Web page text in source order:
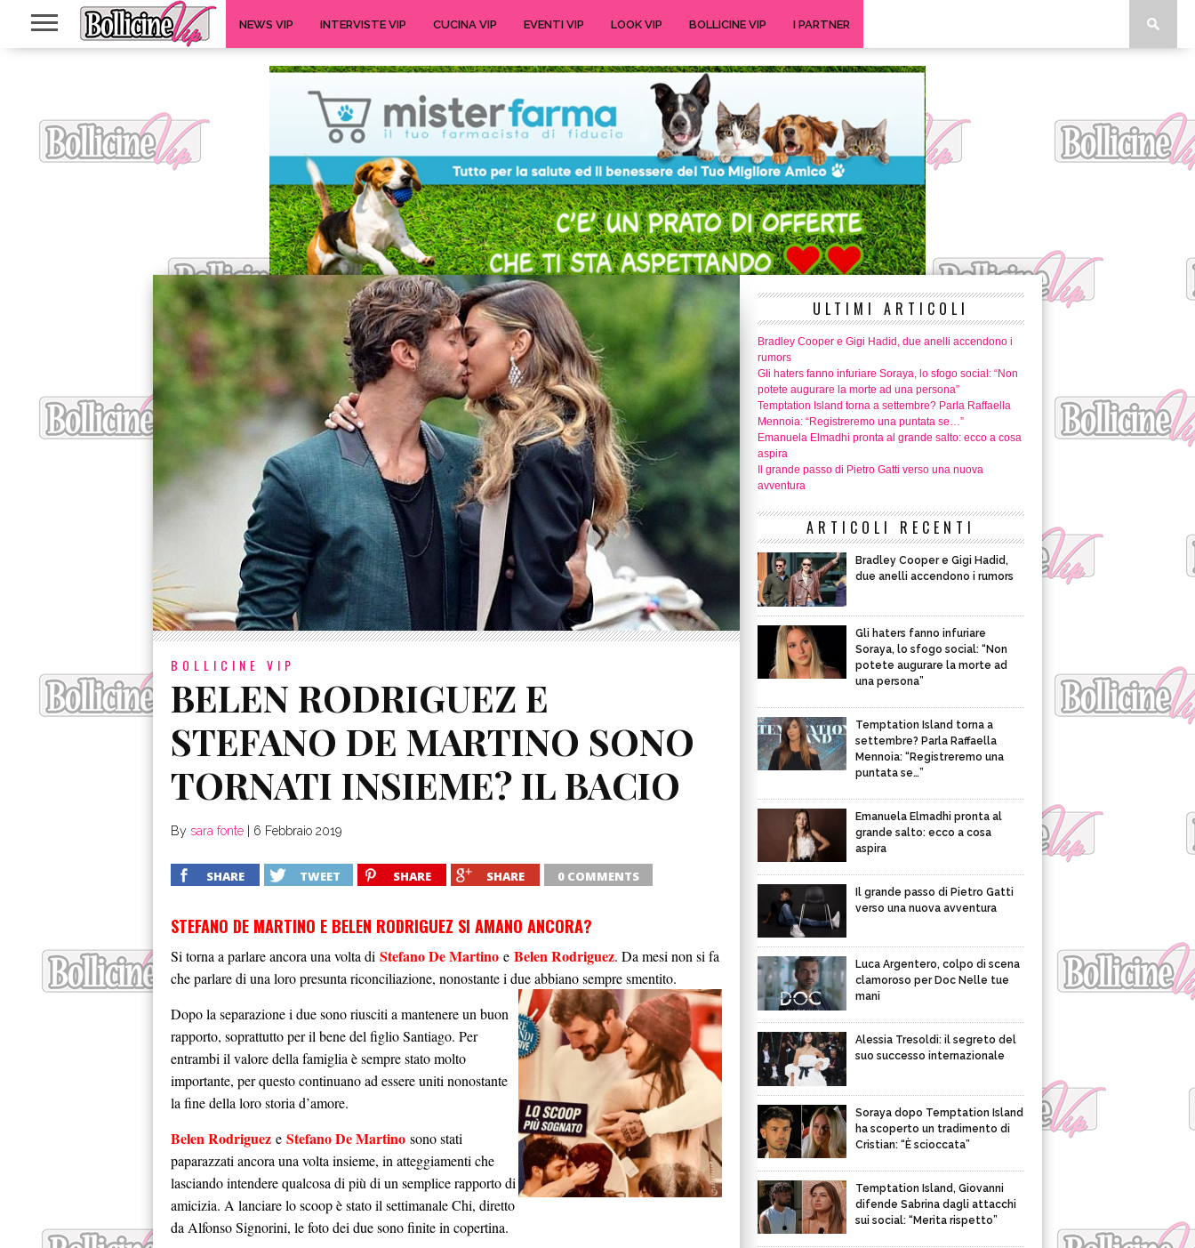
NEWS VIP INTERVISTE VIP CUCINA VIP EVENTI VIP LOOK VIP BOLLICINE VIP I PARTNER
BOLLICINE VIP
BELEN RODRIGUEZ E
STEFANO DE MARTINO SONO
TORNATI INSIEME? IL BACIO
By sara fonte 6 Febbraio 2019
SHARE TWEET SHARE SHARE 0 COMMENTS
STEFANO DE MARTINO E BELEN RODRIGUEZ SI AMANO ANCORA?
Si torna a parlare ancora una volta di Stefano De Martino e Belen Rodriguez. Da mesi non si fa
che parlare di una loro presunta riconciliazione, nonostante i due abbiano sempre smentito.
Dopo la separazione i due sono riusciti a mantenere un buon
rapporto, soprattutto per il bene del figlio Santiago. Per
entrambi il valore della famiglia è sempre stato molto
importante, per questo continuano ad essere uniti nonostante
la fine della loro storia d’amore.
Belen Rodriguez e Stefano De Martino sono stati
paparazzati ancora una volta insieme, in atteggiamenti che
lasciando intendere qualcosa di più di un semplice rapporto di
amicizia. A lanciare lo scoop è stato il settimanale Chi, diretto
da Alfonso Signorini, le foto dei due sono finite in copertina.
ULTIMI ARTICOLI
Bradley Cooper e Gigi Hadid, due anelli accendono i
rumors
Gli haters fanno infuriare Soraya, lo sfogo social: “Non
potete augurare la morte ad una persona”
Temptation Island torna a settembre? Parla Raffaella
Mennoia: “Registreremo una puntata se…”
Emanuela Elmadhi pronta al grande salto: ecco a cosa
aspira
Il grande passo di Pietro Gatti verso una nuova
avventura
ARTICOLI RECENTI
Bradley Cooper e Gigi Hadid,
due anelli accendono i rumors
Gli haters fanno infuriare
Soraya, lo sfogo social: “Non
potete augurare la morte ad
una persona”
Temptation Island torna a
settembre? Parla Raffaella
Mennoia: “Registreremo una
puntata se…”
Emanuela Elmadhi pronta al
grande salto: ecco a cosa
aspira
Il grande passo di Pietro Gatti
verso una nuova avventura
Luca Argentero, colpo di scena
clamoroso per Doc Nelle tue
mani
Alessia Tresoldi: il segreto del
suo successo internazionale
Soraya dopo Temptation Island
ha scoperto un tradimento di
Cristian: “È scioccata”
Temptation Island, Giovanni
difende Sabrina dagli attacchi
sui social: “Merita rispetto”